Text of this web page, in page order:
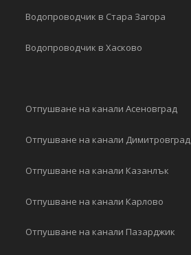
Водопроводчик в Стара Загора
Водопроводчик в Хасково
Отпушване на канали Асеновград
Отпушване на канали Димитровград
Отпушване на канали Казанлък
Отпушване на канали Карлово
Отпушване на канали Пазарджик